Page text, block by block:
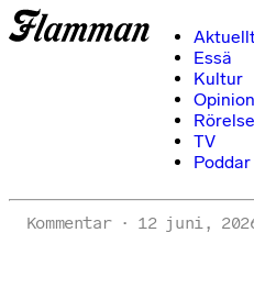
Essä
Kultur
Opinion
TV
Poddar
Kommentar 12 juni,